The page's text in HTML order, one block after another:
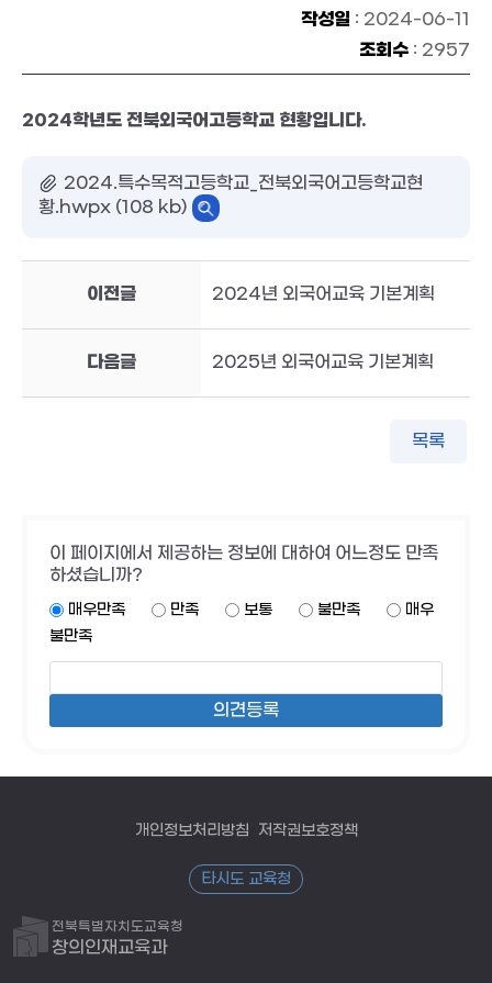
작성일 : 2024-06-11
조회수 : 2957
2024학년도 전북외국어고등학교 현황입니다.
2024.특수목적고등학교_전북외국어고등학교현
황.hwpx (108 kb)
이전글 2024년 외국어교육 기본계획
다음글 2025년 외국어교육 기본계획
목록
이 페이지에서 제공하는 정보에 대하여 어느정도 만족
하셨습니까?
매우만족 만족 보통 불만족
매우
불만족
개인정보처리방침 저작권보호정책
타시도 교육청
전북특별자치도교육청
창의인재교육과